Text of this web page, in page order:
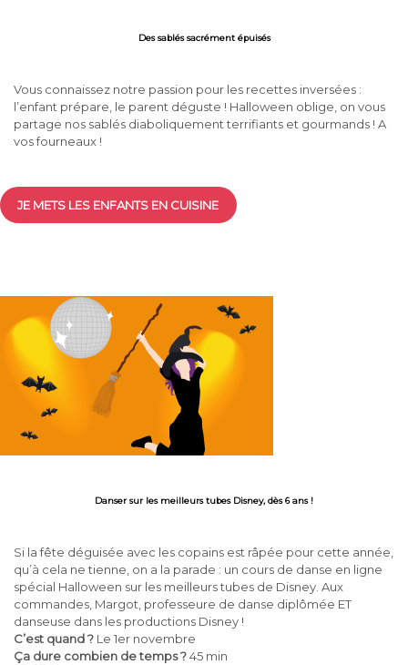
Des sablés sacrément épuisés
Vous connaissez notre passion pour les recettes inversées :
l’enfant prépare, le parent déguste ! Halloween oblige, on vous
partage nos sablés diaboliquement terrifiants et gourmands ! A
vos fourneaux !
JE METS LES ENFANTS EN CUISINE
Danser sur les meilleurs tubes Disney, dès 6 ans !
Si la fête déguisée avec les copains est râpée pour cette année,
qu’à cela ne tienne, on a la parade : un cours de danse en ligne
spécial Halloween sur les meilleurs tubes de Disney. Aux
commandes, Margot, professeure de danse diplômée ET
danseuse dans les productions Disney !
C’est quand ? Le 1er novembre
Ça dure combien de temps ?45 min